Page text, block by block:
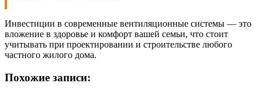
Инвестиции в современные вентиляционные системы — это
вложение в здоровье и комфорт вашей семьи, что стоит
учитывать при проектировании и строительстве любого
частного жилого дома.
Похожие записи: